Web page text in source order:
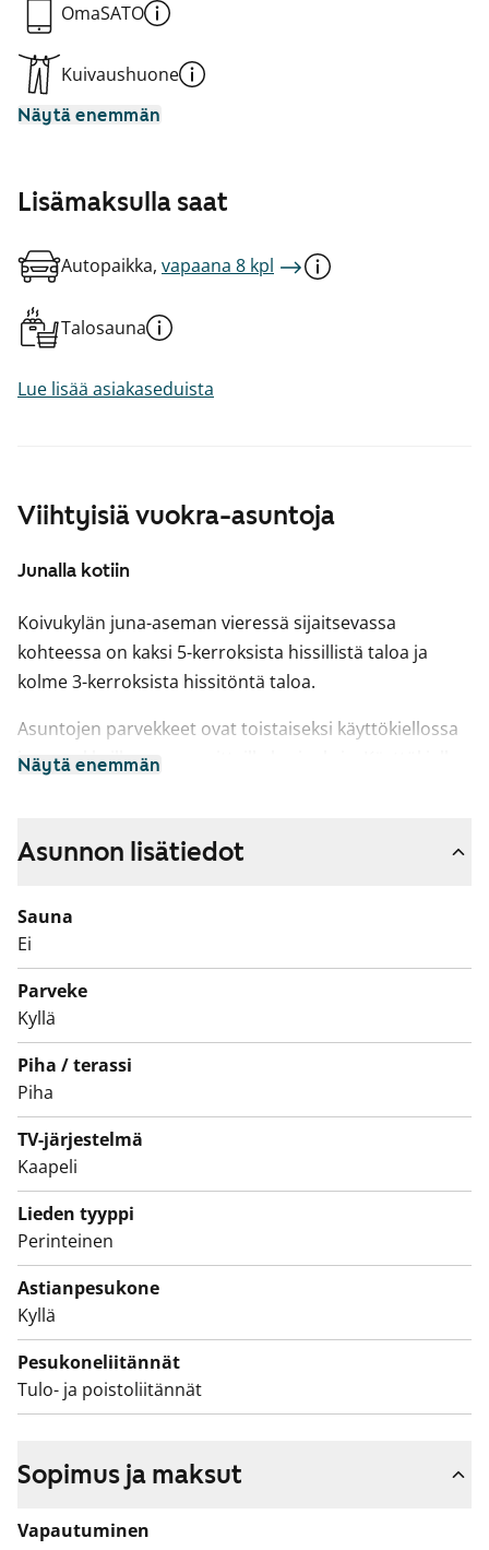
Viihtyisiä vuokra-asuntoja
Junalla kotiin
Koivukylän juna-aseman vieressä sijaitsevassa
kohteessa on kaksi 5-kerroksista hissillistä taloa ja
kolme 3-kerroksista hissitöntä taloa.
Asuntojen parvekkeet ovat toistaiseksi käyttökiellossa
ja parvekkeille on suunnitteilla korjauksia. Käyttökiellon
Näytä enemmän
OmaSATO
Kuivaushuone
Näytä enemmän
Lisämaksulla saat
Autopaikka, vapaana 8 kpl
Talosauna
Lue lisää asiakaseduista
Asunnon lisätiedot
Sauna
Ei
Parveke
Kyllä
Piha / terassi
Piha
TV-järjestelmä
Kaapeli
Lieden tyyppi
Perinteinen
Astianpesukone
Kyllä
Pesukoneliitännät
Tulo- ja poistoliitännät
Sopimus ja maksut
Vapautuminen